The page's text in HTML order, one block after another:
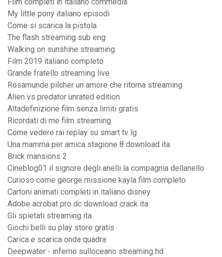
Film completi in italiano commedia
My little pony italiano episodi
Come si scarica la pistola
The flash streaming sub eng
Walking on sunshine streaming
Film 2019 italiano completo
Grande fratello streaming live
Rosamunde pilcher un amore che ritorna streaming
Alien vs predator unrated edition
Altadefinizione film senza limiti gratis
Ricordati di me film streaming
Come vedere rai replay su smart tv lg
Una mamma per amica stagione 8 download ita
Brick mansions 2
Cineblog01 il signore degli anelli la compagnia dellanello
Curioso come george missione kayla film completo
Cartoni animati completi in italiano disney
Adobe acrobat pro dc download crack ita
Gli spietati streaming ita
Giochi belli su play store gratis
Carica e scarica onda quadra
Deepwater - inferno sulloceano streaming hd